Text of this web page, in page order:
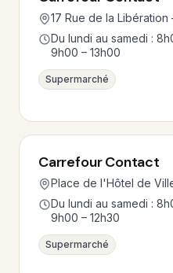
17 Rue de la
Du lundi au samedi :
9h00 – 13h00
Supermarché
Carrefour Contact
Place de l'Hôtel de
Du lundi au samedi :
9h00 – 12h30
Supermarché